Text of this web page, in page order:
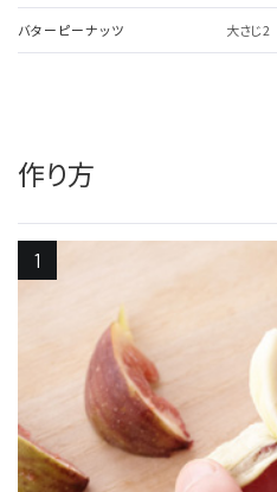
バターピーナッツ 大さじ2
作り方